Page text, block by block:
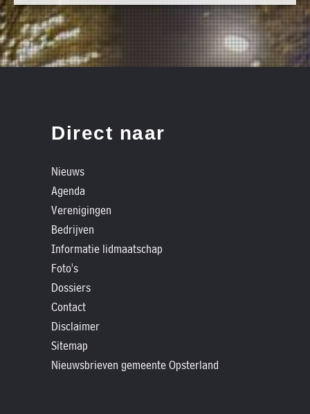
Direct naar
Nieuws
Agenda
Verenigingen
Bedrijven
Informatie lidmaatschap
Foto's
Dossiers
Contact
Disclaimer
Sitemap
Nieuwsbrieven gemeente Opsterland
Informatie
lidmaatschap
»
Foto's
Historische
verhalen
Dossiers
Contact
Nieuwsbrieven
gemeente
Opsterland
Penningmeester
vacant
Algemeen
lid
Anco
Hoen
Algemeen
Ids
de